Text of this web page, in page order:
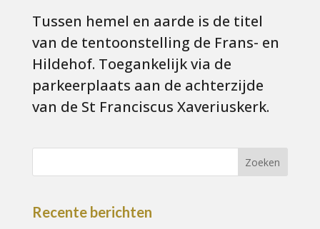
Tussen hemel en aarde is de titel
van de tentoonstelling de Frans- en
Hildehof. Toegankelijk via de
parkeerplaats aan de achterzijde
van de St Franciscus Xaveriuskerk.
Recente berichten